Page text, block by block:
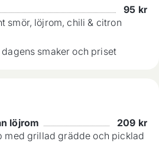
95 kr
smör, löjrom, chili & citron
smaker och priset
löjrom 209 kr
med grillad grädde och picklad